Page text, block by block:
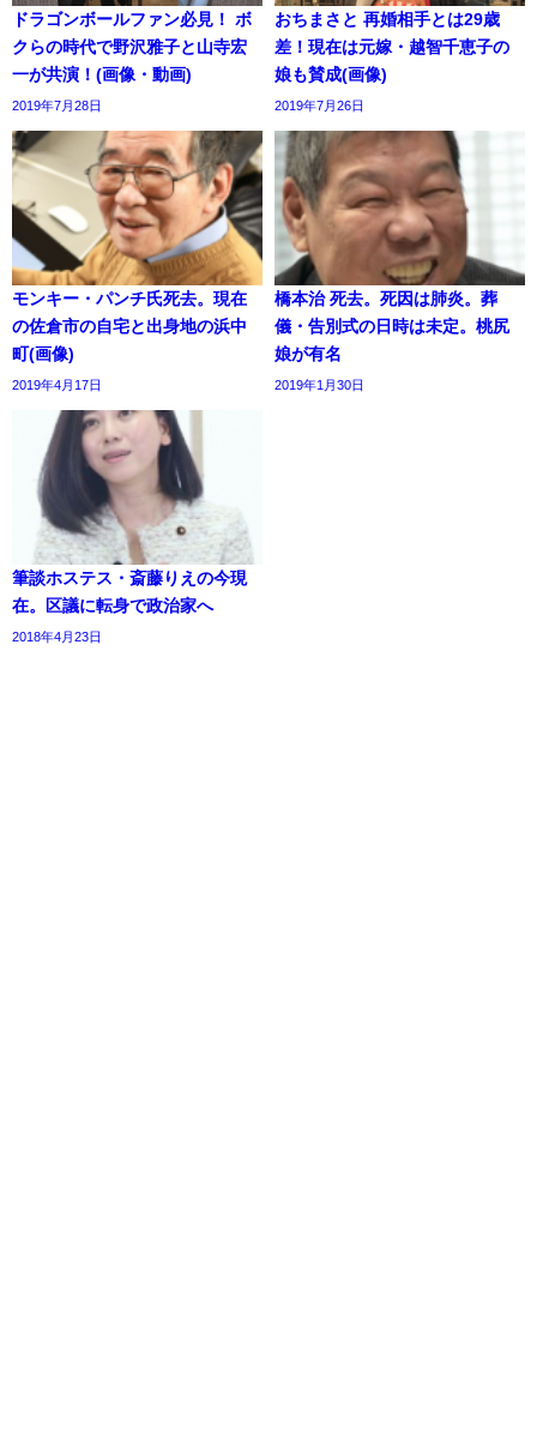
ドラゴンボールファン必見！ ボ
クらの時代で野沢雅子と山寺宏
一が共演！(画像・動画)
2019年7月28日
おちまさと 再婚相手とは29歳
差！現在は元嫁・越智千恵子の
娘も賛成(画像)
2019年7月26日
モンキー・パンチ氏死去。現在
の佐倉市の自宅と出身地の浜中
町(画像)
2019年4月17日
橋本治 死去。死因は肺炎。葬
儀・告別式の日時は未定。桃尻
娘が有名
2019年1月30日
筆談ホステス・斎藤りえの今現
在。区議に転身で政治家へ
2018年4月23日